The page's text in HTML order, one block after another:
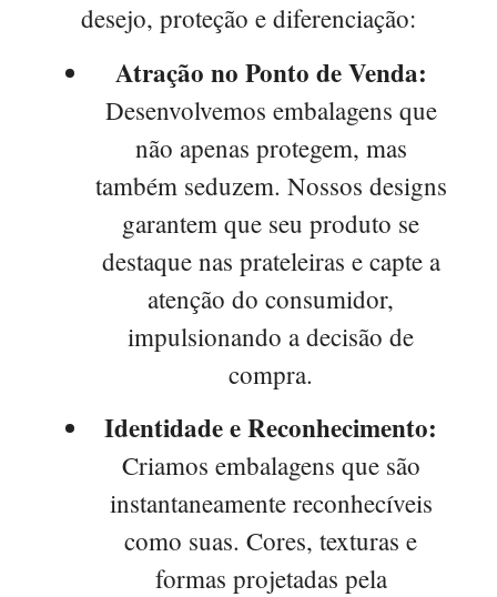
desejo, proteção e diferenciação:
Atração no Ponto de Venda:
Desenvolvemos embalagens que
não apenas protegem, mas
também seduzem. Nossos designs
garantem que seu produto se
destaque nas prateleiras e capte a
atenção do consumidor,
impulsionando a decisão de
compra.
Identidade e Reconhecimento:
Criamos embalagens que são
instantaneamente reconhecíveis
como suas. Cores, texturas e
formas projetadas pela